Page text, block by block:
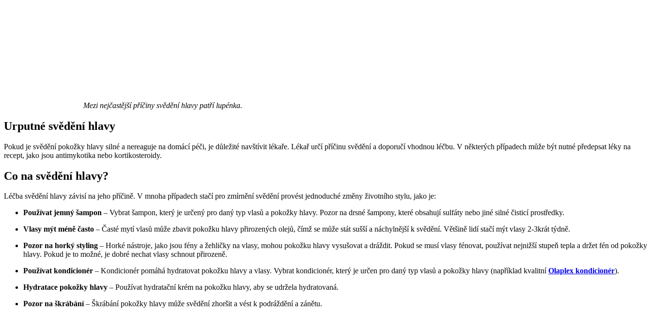
Mezi nejčastější příčiny svědění hlavy patří lupénka.
Urputné svědění hlavy
Pokud je svědění pokožky hlavy silné a nereaguje na domácí péči, je důležité navštívit lékaře. Lékař určí příčinu svědění a doporučí vhodnou léčbu. V některých případech může být nutné předepsat léky na
recept, jako jsou antimykotika nebo kortikosteroidy.
Co na svědění hlavy?
Léčba svědění hlavy závisí na jeho příčině. V mnoha případech stačí pro zmírnění svědění provést jednoduché změny životního stylu, jako je:
Používat jemný šampon – Vybrat šampon, který je určený pro daný typ vlasů a pokožky hlavy. Pozor na drsné šampony, které obsahují sulfáty nebo jiné silné čisticí prostředky.
Vlasy mýt méně často – Časté mytí vlasů může zbavit pokožku hlavy přirozených olejů, čímž se může stát sušší a náchylnější k svědění. Většině lidí stačí mýt vlasy 2-3krát týdně.
Pozor na horký styling – Horké nástroje, jako jsou fény a žehličky na vlasy, mohou pokožku hlavy vysušovat a dráždit. Pokud se musí vlasy fénovat, používat nejnižší stupeň tepla a držet fén od pokožky
hlavy. Pokud je to možné, je dobré nechat vlasy schnout přirozeně.
Používat kondicionér – Kondicionér pomáhá hydratovat pokožku hlavy a vlasy. Vybrat kondicionér, který je určen pro daný typ vlasů a pokožky hlavy (například kvalitní Olaplex kondicionér).
Hydratace pokožky hlavy – Používat hydratační krém na pokožku hlavy, aby se udržela hydratovaná.
Pozor na škrábání– Škrábání pokožky hlavy může svědění zhoršit a vést k podráždění a zánětu.